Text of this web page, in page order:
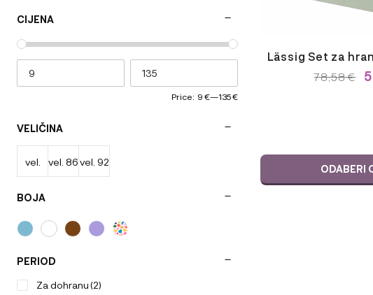
Lässig Set za
78,58€
ODABERI
CIJENA
Price: 9 €—135 €
VELIČINA
vel.
74/80
vel. 86vel. 92
BOJA
PERIOD
Za dohranu(2)